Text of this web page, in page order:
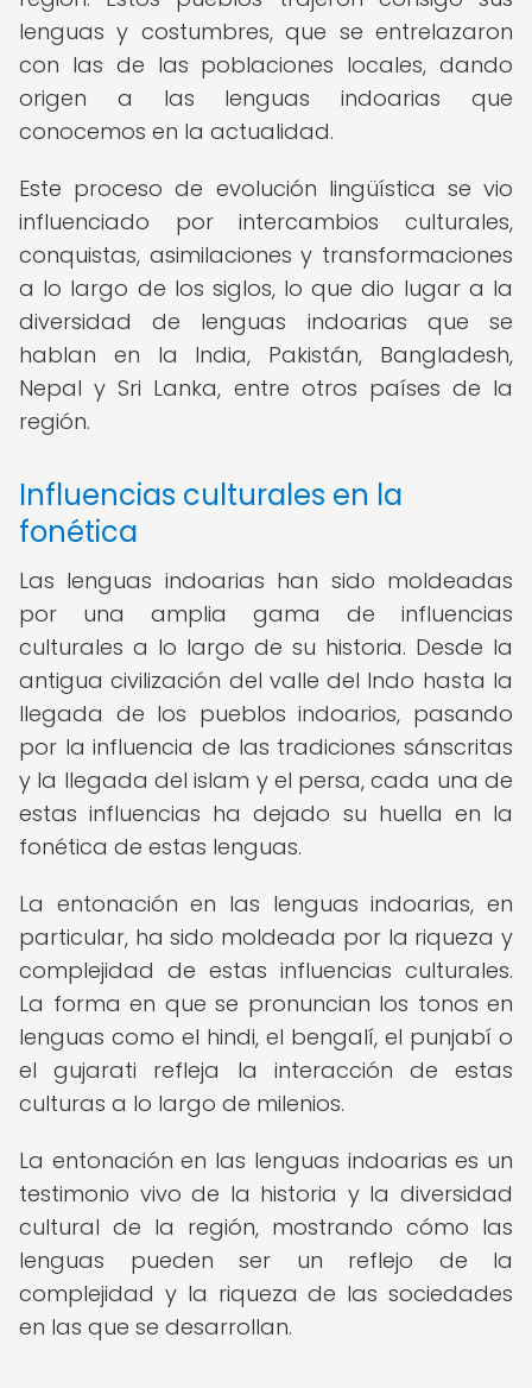
lenguas y costumbres, que se entrelazaron
con las de las poblaciones locales, dando
origen a las lenguas indoarias que
conocemos en la actualidad.
Este proceso de evolución lingüística se vio
influenciado por intercambios culturales,
conquistas, asimilaciones y transformaciones
a lo largo de los siglos, lo que dio lugar a la
diversidad de lenguas indoarias que se
hablan en la India, Pakistán, Bangladesh,
Nepal y Sri Lanka, entre otros países de la
región.
Influencias culturales en la
fonética
Las lenguas indoarias han sido moldeadas
por una amplia gama de influencias
culturales a lo largo de su historia. Desde la
antigua civilización del valle del Indo hasta la
llegada de los pueblos indoarios, pasando
por la influencia de las tradiciones sánscritas
y la llegada del islam y el persa, cada una de
estas influencias ha dejado su huella en la
fonética de estas lenguas.
La entonación en las lenguas indoarias, en
particular, ha sido moldeada por la riqueza y
complejidad de estas influencias culturales.
La forma en que se pronuncian los tonos en
lenguas como el hindi, el bengalí, el punjabí o
el gujarati refleja la interacción de estas
culturas a lo largo de milenios.
La entonación en las lenguas indoarias es un
testimonio vivo de la historia y la diversidad
cultural de la región, mostrando cómo las
lenguas pueden ser un reflejo de la
complejidad y la riqueza de las sociedades
en las que se desarrollan.